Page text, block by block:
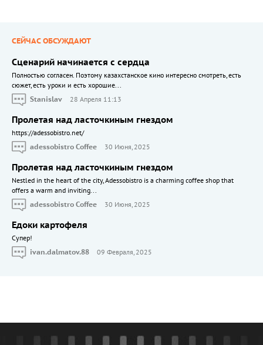
СЕЙЧАС ОБСУЖДАЮТ
Сценарий начинается с сердца
Полностью согласен. Поэтому казахстанское кино интересно смотреть, есть
сюжет, есть уроки и есть хорошие...
Stanislav
28 Апреля 11:13
Пролетая над ласточкиным гнездом
https://adessobistro.net/
adessobistro Coffee
30 Июня, 2025
Пролетая над ласточкиным гнездом
Nestled in the heart of the city, Adessobistro is a charming coffee shop that
offers a warm and inviting...
adessobistro Coffee
30 Июня, 2025
Едоки картофеля
Cупер!
ivan.dalmatov.88
09 Февраля, 2025